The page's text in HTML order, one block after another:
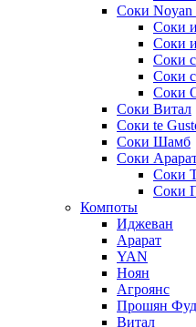
Соки Noyan
Соки
Соки
Соки
Соки
Соки
Соки Витал
Соки te
Соки Шамб
Соки
Соки
Соки
Компоты
Иджеван
Арарат
YAN
Ноян
Агроянс
Прошян Фуд
Витал